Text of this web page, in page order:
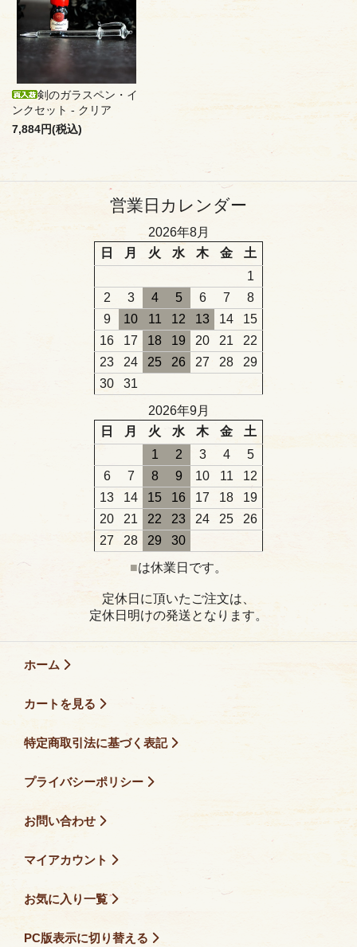
剣のガラスペン・イ
ンクセット - クリア
7,884円(税込)
営業日カレンダー
2026年8月
日
月 火 水 木 金
土
1
2
3 4 5 6 7
8
9
10 11 12 13 14
15
16
17 18 19 20 21
22
23
24 25 26 27 28
29
30
31
2026年9月
日
月 火 水 木 金
土
1
2 3 4
5
6
7 8 9 10 11
12
13
14 15 16 17 18
19
20
21 22 23 24 25
26
27
28 29
30
■は休業日です。
定休日に頂いたご注文は、
定休日明けの発送となります。
ホーム
カートを見る
特定商取引法に基づく表記
プライバシーポリシー
お問い合わせ
マイアカウント
お気に入り一覧
PC版表示に切り替える